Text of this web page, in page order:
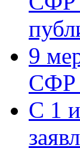
9
СФР
С 1